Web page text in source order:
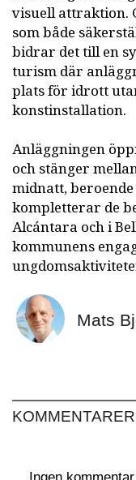
visuell attraktion.
som både
bidrar det till en
turism där
plats för idrott
konstinstallation.
Anläggningen
och stänger
midnatt,
kompletterar de
Alcántara och i
kommunens
Mats
KOMMENTARER